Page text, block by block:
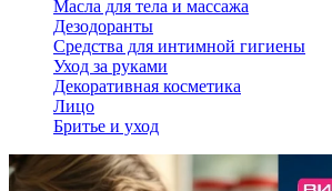
Масла для тела и массажа
Дезодоранты
Средства для интимной гигиены
Уход за руками
Декоративная косметика
Лицо
Бритье и уход